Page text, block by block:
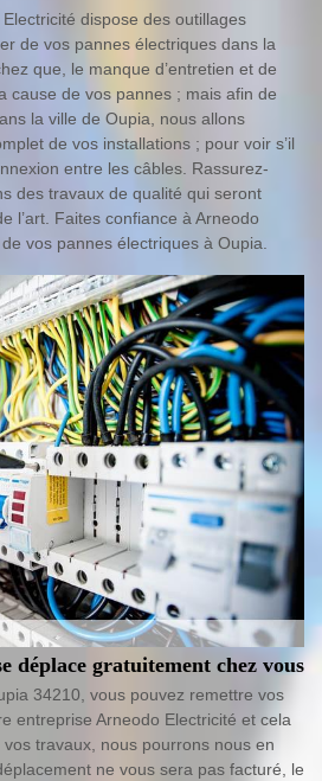
dispose des outillages
de vos pannes électriques dans la
que, le manque d’entretien et de
cause de vos pannes ; mais afin de
la ville de Oupia, nous allons
de vos installations ; pour voir s’il
entre les câbles. Rassurez-
des travaux de qualité qui seront
l’art. Faites confiance à Arneodo
vos pannes électriques à Oupia.
déplace gratuitement chez vous
34210, vous pouvez remettre vos
entreprise Arneodo Electricité et cela
travaux, nous pourrons nous en
ne vous sera pas facturé, le